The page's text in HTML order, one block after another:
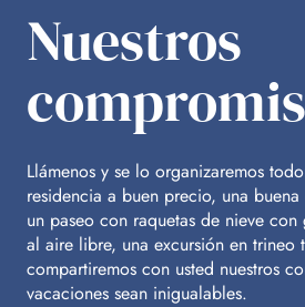
Nuestros
Llámenos y se lo organizaremos
residencia a buen precio, una
un paseo con raquetas de nieve
al aire libre, una excursión en
compartiremos con usted nuestros
vacaciones sean inigualables.